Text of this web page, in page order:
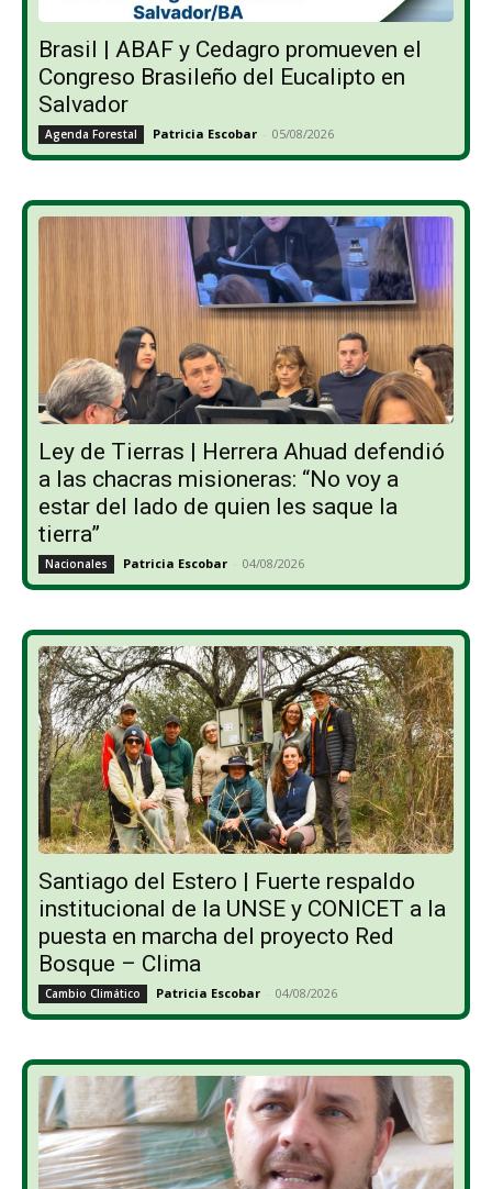
Brasil | ABAF y Cedagro promueven el
Congreso Brasileño del Eucalipto en
Salvador
Agenda Forestal Patricia Escobar - 05/08/2026
Ley de Tierras | Herrera Ahuad defendió
a las chacras misioneras: “No voy a
estar del lado de quien les saque la
tierra”
Nacionales Patricia Escobar - 04/08/2026
Santiago del Estero | Fuerte respaldo
institucional de la UNSE y CONICET a la
puesta en marcha del proyecto Red
Bosque – Clima
Cambio Climático Patricia Escobar - 04/08/2026